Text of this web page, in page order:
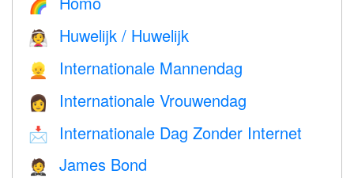
🌈
👰 Huwelijk / Huwelijk
👱 Internationale Mannendag
👩 Internationale Vrouwendag
📩 Internationale Dag Zonder Internet
🤵 James Bond